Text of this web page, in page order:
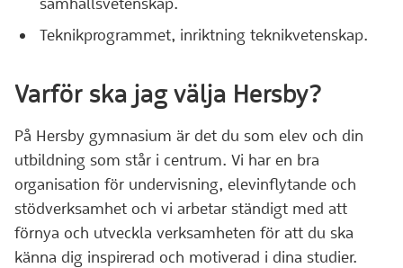
Teknikprogrammet, inriktning teknikvetenskap.
Varför ska jag välja Hersby?
På Hersby gymnasium är det du som elev och din
utbildning som står i centrum. Vi har en bra
organisation för undervisning, elevinflytande och
stödverksamhet och vi arbetar ständigt med att
förnya och utveckla verksamheten för att du ska
känna dig inspirerad och motiverad i dina studier.